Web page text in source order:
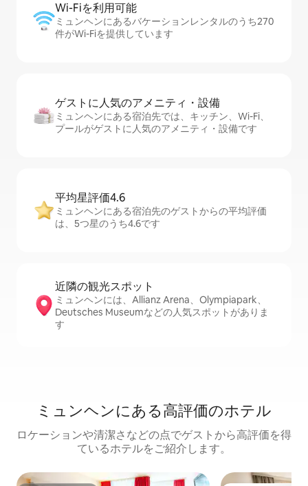
Wi-Fiを利⁠用⁠可⁠能
ミュンヘンにあるバケーションレンタルのうち270
件がWi-Fiを提供しています
ゲストに人⁠気⁠のア⁠メ⁠ニ⁠テ⁠ィ・設⁠備
ミュンヘンにある宿泊先では、キッチン、Wi-Fi、
プールがゲストに人気のアメニティ・設備です
平均星評価4.6
ミュンヘンにある宿泊先のゲストからの平均評価
は、5つ星のうち4.6です
近隣の観光ス⁠ポ⁠ッ⁠ト
ミュンヘンには、Allianz Arena、Olympiapark、
Deutsches Museumなどの人気スポットがありま
す
ミュンヘンにある高⁠評⁠価⁠のホ⁠テ⁠ル
ロケーションや清潔さなどの点でゲストから高評価を得
ているホテルをご紹介します。